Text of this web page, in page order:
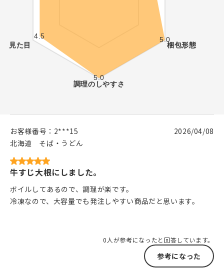
お客様番号： 2***15
北海道
そば・うどん
2026/04/08
牛すじ大根にしました。
ボイルしてあるので、調理が楽です。
冷凍なので、大容量でも発注しやすい商品だと思います。
0人が参考になったと回答しています。
参考になった